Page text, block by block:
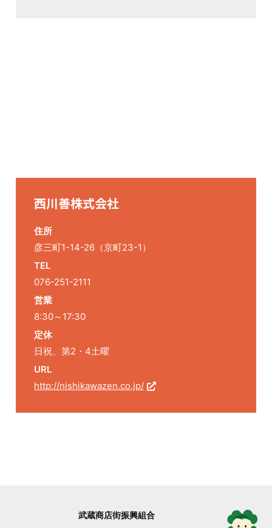
西川善株式会社
住所
彦三町1-14-26（京町23-1）
TEL
076-251-2111
営業
8:30～17:30
定休
日祝、第2・4土曜
URL
http://nishikawazen.co.jp/
武蔵商店街振興組合